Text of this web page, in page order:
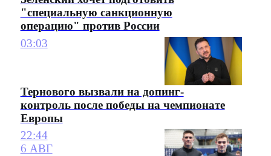
"специальную санкционную
операцию" против России
03:03
Тернового вызвали на допинг-
контроль после победы на чемпионате
Европы
22:44
6 АВГ